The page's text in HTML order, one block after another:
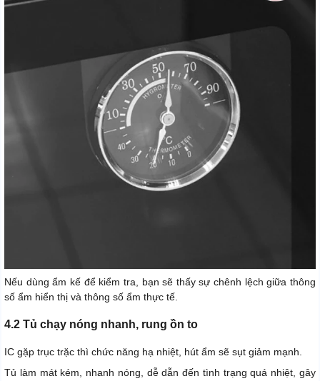
Nếu dùng ẩm kế để kiểm tra, bạn sẽ thấy sự chênh lệch giữa thông
số ẩm hiển thị và thông số ẩm thực tế.
4.2 Tủ chạy nóng nhanh, rung ồn to
IC gặp trục trặc thì chức năng hạ nhiệt, hút ẩm sẽ sụt giảm mạnh.
Tủ làm mát kém, nhanh nóng, dễ dẫn đến tình trạng quá nhiệt, gây